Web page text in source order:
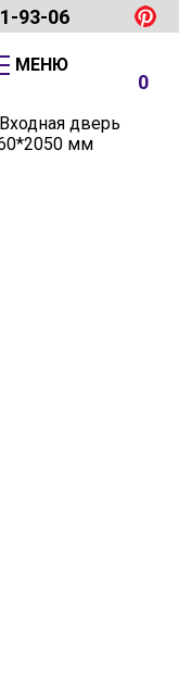
93-06
0
дверь
мм